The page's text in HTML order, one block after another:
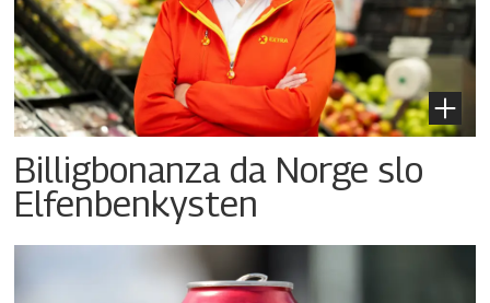
Billigbonanza da Norge slo
Elfenbenkysten